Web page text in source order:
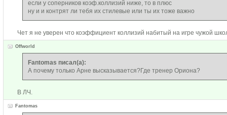
если у соперников коэф.коллизий ниже, то в плюс
ну и и контрят ли тебя их стилевые или ты их тоже важно
Чет я не уверен что коэффициент коллизий набитый на игре чужой
Offworld
Fantomas писал(а):
А почему только Арне высказывается?Где тренер Ориона?
В ЛЧ.
Fantomas